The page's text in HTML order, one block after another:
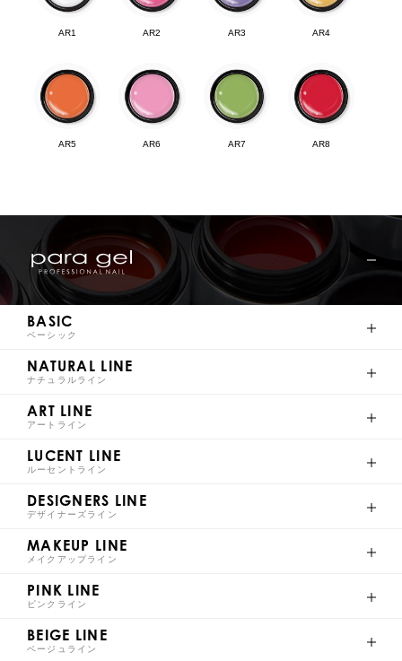
AR1 AR2 AR3 AR4
AR5 AR6 AR7 AR8
AR9 AR10 AR11 AR12
AR13
AR21
Milky Color
BASIC
ベーシック
NATURAL LINE
ナチュラルライン
ART LINE
アートライン
LUCENT LINE
ルーセントライン
DESIGNERS LINE
デザイナーズライン
MAKEUP LINE
メイクアップライン
PINK LINE
ピンクライン
BEIGE LINE
ベージュライン